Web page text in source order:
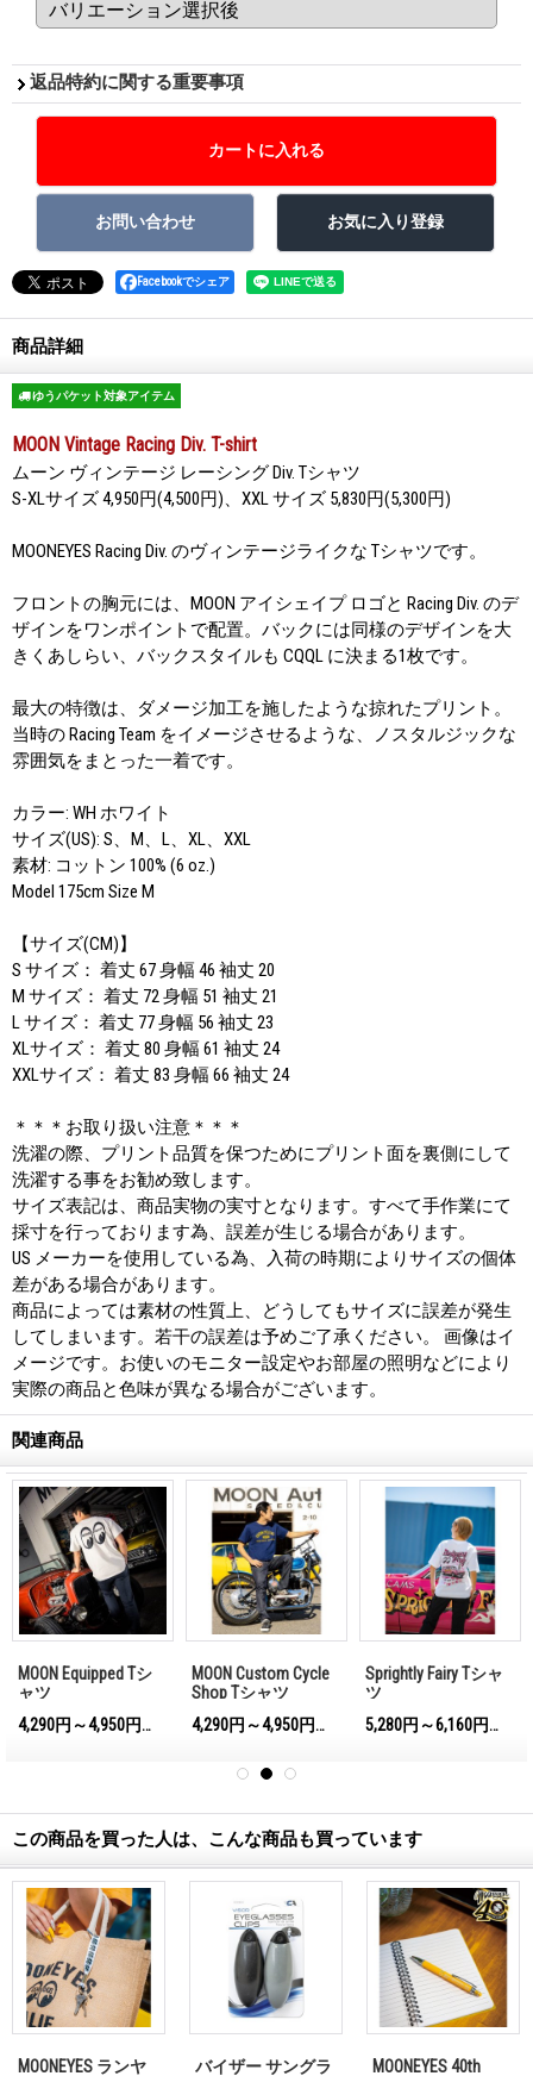
返品特約に関する重要事項
Facebookでシェア
商品詳細
ゆうパケット対象アイテム
MOON Vintage Racing Div. T-shirt
ムーン ヴィンテージ レーシング Div. Tシャツ
S-XLサイズ 4,950円(4,500円)、XXL サイズ 5,830円(5,300円)
MOONEYES Racing Div. のヴィンテージライクな Tシャツです。
フロントの胸元には、MOON アイシェイプ ロゴと Racing Div. のデ
ザインをワンポイントで配置。バックには同様のデザインを大
きくあしらい、バックスタイルも CQQL に決まる1枚です。
最大の特徴は、ダメージ加工を施したような掠れたプリント。
当時の Racing Team をイメージさせるような、ノスタルジックな
雰囲気をまとった一着です。
カラー: WH ホワイト
サイズ(US): S、M、L、XL、XXL
素材: コットン 100% (6 oz.)
Model 175cm Size M
【サイズ(CM)】
S サイズ： 着丈 67 身幅 46 袖丈 20
M サイズ： 着丈 72 身幅 51 袖丈 21
L サイズ： 着丈 77 身幅 56 袖丈 23
XLサイズ： 着丈 80 身幅 61 袖丈 24
XXLサイズ： 着丈 83 身幅 66 袖丈 24
＊＊＊お取り扱い注意＊＊＊
洗濯の際、プリント品質を保つためにプリント面を裏側にして
洗濯する事をお勧め致します。
サイズ表記は、商品実物の実寸となります。すべて手作業にて
採寸を行っております為、誤差が生じる場合があります。
US メーカーを使用している為、入荷の時期によりサイズの個体
差がある場合があります。
商品によっては素材の性質上、どうしてもサイズに誤差が発生
してしまいます。若干の誤差は予めご了承ください。 画像はイ
メージです。お使いのモニター設定やお部屋の照明などにより
実際の商品と色味が異なる場合がございます。
関連商品
MOON Equipped Tシ
ャツ
4,290円～4,950円
(税込)
MOON Custom Cycle
Shop Tシャツ
4,290円～4,950円
(税込)
Sprightly Fairy Tシャ
ツ
5,280円～6,160円
(税込)
この商品を買った人は、こんな商品も買っています
MOONEYES ランヤ
バイザー サングラ
MOONEYES 40th